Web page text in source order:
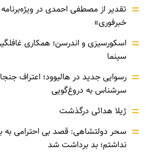
= تقدیر از مصطفی احمدی در
خبرفوری»
= اسکورسیزی و اندرسن؛ همکاری
سینما
= رسوایی جدید در هالیوود؛ اعتراف
سرشناس به دروغ‌گویی
= ژیلا هدائی درگذشت
= سحر دولتشاهی: قصد بی احترامی به
نداشتم؛ بد برداشت شد